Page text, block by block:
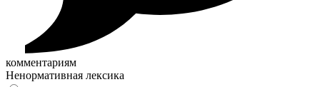
комментариям
Ненормативная лексика